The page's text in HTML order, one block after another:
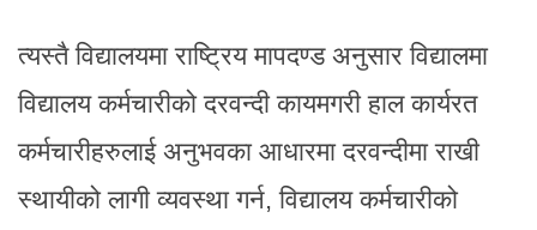
त्यस्तै विद्यालयमा राष्ट्रिय मापदण्ड अनुसार विद्यालमा
विद्यालय कर्मचारीको दरवन्दी कायमगरी हाल कार्यरत
कर्मचारीहरुलाई अनुभवका आधारमा दरवन्दीमा राखी
स्थायीको लागी व्यवस्था गर्न, विद्यालय कर्मचारीको